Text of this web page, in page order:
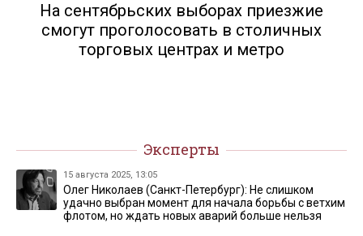
На сентябрьских выборах приезжие
смогут проголосовать в столичных
торговых центрах и метро
Эксперты
15 августа 2025, 13:05
Олег Николаев (Санкт-Петербург): Не слишком
удачно выбран момент для начала борьбы с ветхим
флотом, но ждать новых аварий больше нельзя